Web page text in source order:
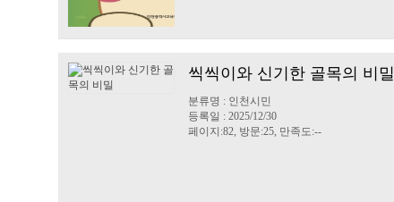
씩씩이와 신기한 골목의 비밀
분류명 : 인천시민
등록일 : 2025/12/30
페이지:82, 방문:25, 만족도:--